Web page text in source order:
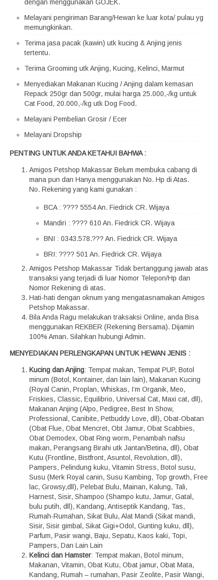
dengan menggunakan GOJEK.
Melayani pengiriman Barang/Hewan ke luar kota/ pulau yg
memungkinkan.
Terima jasa pacak (kawin) utk kucing & Anjing jenis
tertentu.
Terima Grooming utk Anjing, Kucing, Kelinci, Marmut
Menyediakan Makanan Kucing / Anjing dalam kemasan
Repack 250gr dan 500gr, mulai harga 25.000,-/kg untuk
Cat Food, 20.000,-/kg utk Dog Food.
Melayani Pembelian Grosir / Ecer
Melayani Dropship
PENTING UNTUK ANDA KETAHUI BAHWA :
Amigos Petshop Makassar Belum membuka cabang di
mana pun dan Hanya menggunakan No. Hp di Atas.
No. Rekening yang kami gunakan :
BCA : ???? 5554 An. Fiedrick CR. Wijaya
Mandiri : ???? 610 An. Fiedrick CR. Wijaya
BNI : 0343.578.??? An. Fiedrick CR. Wijaya
BRI: ???? 501 An. Fiedrick CR. Wijaya
Amigos Petshop Makassar Tidak bertanggung jawab atas
transaksi yang terjadi di luar Nomor Telepon/Hp dan
Nomor Rekening di atas.
Hati-hati dengan oknum yang mengatasnamakan Amigos
Petshop Makassar.
Bila Anda Ragu melakukan traksaksi Online, anda Bisa
menggunakan REKBER (Rekening Bersama). Dijamin
100% Aman. Silahkan hubungi Admin.
MENYEDIAKAN PERLENGKAPAN UNTUK HEWAN JENIS :
Kucing dan Anjing: Tempat makan, Tempat PUP, Botol
minum (Botol, Kontainer, dan lain lain), Makanan Kucing
(Royal Canin, Proplan, Whiskas, I’m Organik, Meo,
Friskies, Classic, Equilibrio, Universal Cat, Maxi cat, dll),
Makanan Anjing (Alpo, Pedigree, Best In Show,
Professional, Canibite, Petbuddy Love, dll), Obat-Obatan
(Obat Flue, Obat Mencret, Obt Jamur, Obat Scabbies,
Obat Demodex, Obat Ring worm, Penambah nafsu
makan, Perangsang Birahi utk Jantan/Betina, dll), Obat
Kutu (Frontline, Bistfront, Asuntol, Revolution, dll),
Pampers, Pelindung kuku, Vitamin Stress, Botol susu,
Susu (Merk Royal canin, Susu Kambing, Top growth, Free
lac, Growsy,dll), Pelebat Bulu, Mainan, Kalung, Tali,
Harnest, Sisir, Shampoo (Shampo kutu, Jamur, Gatal,
bulu putih, dll), Kandang, Antiseptik Kandang, Tas,
Rumah-Rumahan, Sikat Bulu, Alat Mandi (Sikat mandi,
Sisir, Sisir gimbal, Sikat Gigi+Odol, Gunting kuku, dll),
Parfum, Pasir wangi, Baju, Sepatu, Kaos kaki, Topi,
Pampers, Dan Lain Lain
Kelinci dan Hamster: Tempat makan, Botol minum,
Makanan, Vitamin, Obat Kutu, Obat jamur, Obat Mata,
Kandang, Rumah – rumahan, Pasir Zeolite, Pasir Wangi,